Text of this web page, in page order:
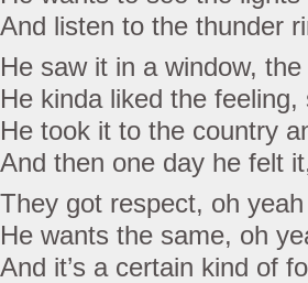
And listen to the thunder
He saw it in a window,
He kinda liked the
He took it to the country
And then one day he felt
They got respect, oh yeah
He wants the same, oh
And it’s a certain kind of